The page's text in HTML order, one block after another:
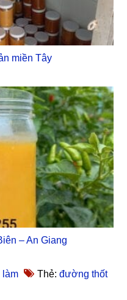
miền Tây
– An Giang
làm Thẻ:đường thốt